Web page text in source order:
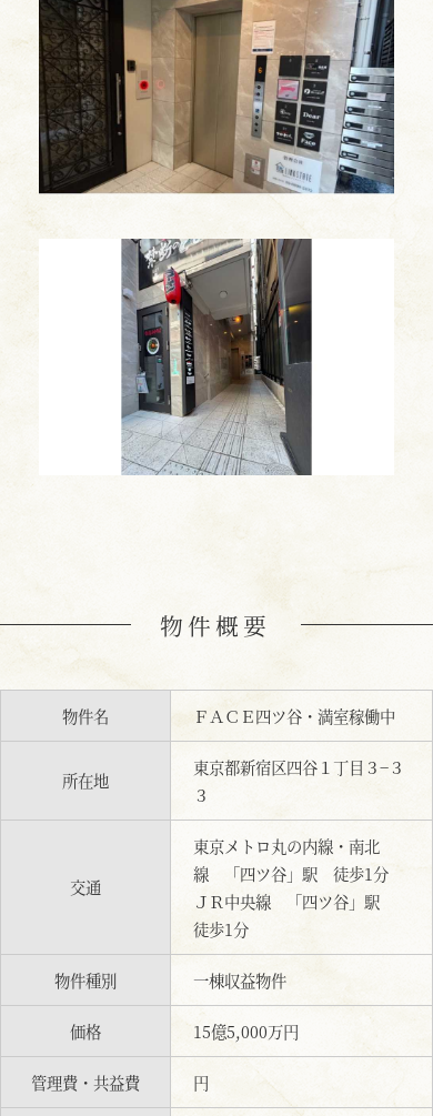
物件概要
物件名 ＦＡＣＥ四ツ谷・満室稼働中
所在地
東京都新宿区四谷１丁目３−３
３
交通
東京メトロ丸の内線・南北
線 「四ツ谷」駅 徒歩1分
ＪＲ中央線 「四ツ谷」駅
徒歩1分
物件種別 一棟収益物件
価格 15億5,000万円
管理費・共益費 円